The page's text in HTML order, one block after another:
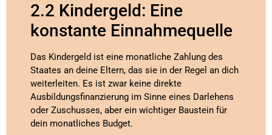
2.2 Kindergeld: Eine
konstante Einnahmequelle
Das Kindergeld ist eine monatliche Zahlung des
Staates an deine Eltern, das sie in der Regel an dich
weiterleiten. Es ist zwar keine direkte
Ausbildungsfinanzierung im Sinne eines Darlehens
oder Zuschusses, aber ein wichtiger Baustein für
dein monatliches Budget.